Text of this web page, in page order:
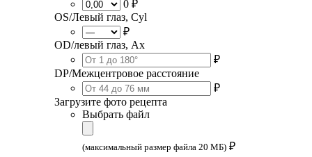
0 ₽
OS/Левый глаз, Cyl
₽
OD/левый глаз, Ax
₽
DP/Межцентровое расстояние
₽
Загрузите фото рецепта
Выбрать файл
(максимальный размер файла 20 МБ) ₽